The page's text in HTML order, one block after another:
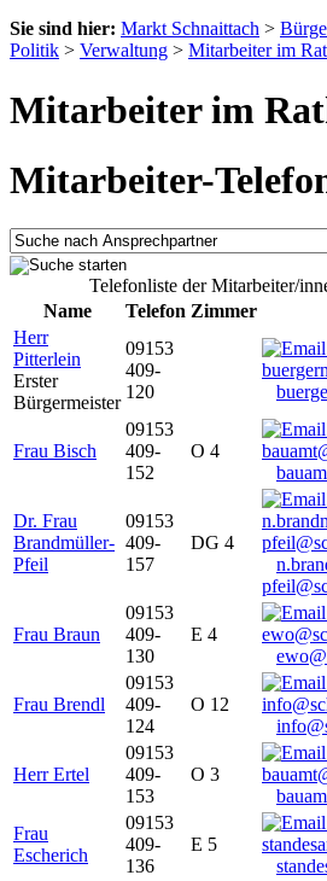
Sie sind hier: Markt Schnaittach >
Politik > Verwaltung > Mitarbeiter im
Mitarbeiter im
Mitarbeiter-
Telefonliste der Mitarbeiter/
Name
Telefon Zimmer
Herr
Pitterlein
Erster
Bürgermeister
09153
409-
120
Frau Bisch
09153
409-
152
O 4
Dr. Frau
Brandmüller-
Pfeil
09153
409-
157
DG 4
Frau Braun
09153
409-
130
E 4
Frau Brendl
09153
409-
124
O 12
Herr Ertel
09153
409-
153
O 3
Frau
Escherich
09153
409-
136
E 5